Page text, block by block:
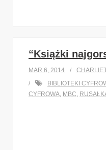
“Książki
MAR 6, 2014
BIBLIOTEKI
CYFROWA, MBC,